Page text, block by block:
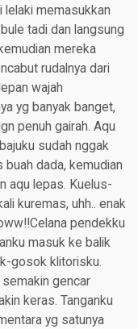
lelaki memasukkan
tadi dan langsung
mereka
rudalnya dari
wajah
yg banyak banget,
penuh gairah. Aqu
sudah nggak
buah dada, kemudian
aqu lepas. Kuelus-
kuremas, uhh.. enak
pendekku
masuk ke balik
gosok klitorisku.
gencar
keras. Tanganku
yg satunya